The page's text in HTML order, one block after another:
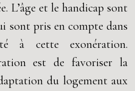
L’âge et le handicap sont
sont pris en compte dans
à cette exonération.
est de favoriser la
du logement aux